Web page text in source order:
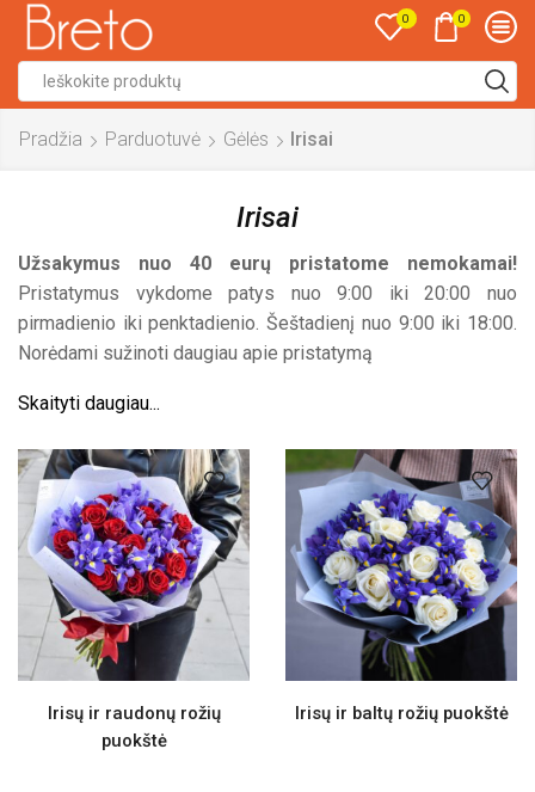
0 0
Pradžia Parduotuvė Gėlės Irisai
Irisai
Užsakymus nuo 40 eurų pristatome nemokamai!
Pristatymus vykdome patys nuo 9:00 iki 20:00 nuo
pirmadienio iki penktadienio. Šeštadienį nuo 9:00 iki 18:00.
Norėdami sužinoti daugiau apie pristatymą
Skaityti daugiau...
Irisų ir raudonų rožių
puokštė
Irisų ir baltų rožių puokštė